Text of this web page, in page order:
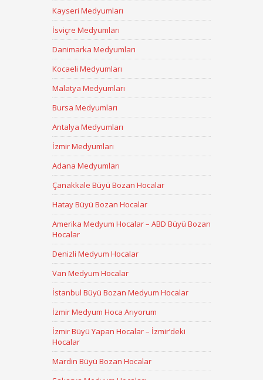
Kayseri Medyumları
İsviçre Medyumları
Danimarka Medyumları
Kocaeli Medyumları
Malatya Medyumları
Bursa Medyumları
Antalya Medyumları
İzmir Medyumları
Adana Medyumları
Çanakkale Büyü Bozan Hocalar
Hatay Büyü Bozan Hocalar
Amerika Medyum Hocalar – ABD Büyü Bozan
Hocalar
Denizli Medyum Hocalar
Van Medyum Hocalar
İstanbul Büyü Bozan Medyum Hocalar
İzmir Medyum Hoca Arıyorum
İzmir Büyü Yapan Hocalar – İzmir’deki
Hocalar
Mardin Büyü Bozan Hocalar